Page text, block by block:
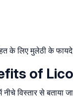
के लिए मुलेठी के
of
विस्तार से बताया